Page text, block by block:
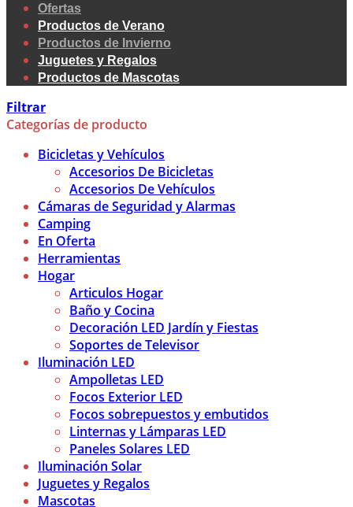
Ofertas
Productos de Verano
Productos de Invierno
Juguetes y Regalos
Productos de Mascotas
Filtrar
Categorías de producto
Bicicletas y Vehículos
Accesorios De Bicicletas
Accesorios De Vehículos
Cámaras de Seguridad y Alarmas
Camping
En Oferta
Herramientas
Hogar
Articulos Hogar
Baño y Cocina
Decoración LED Jardín y Fiestas
Soportes de Televisor
Iluminación LED
Ampolletas LED
Focos Exterior LED
Focos sobrepuestos y embutidos
Linternas y Lámparas LED
Paneles Solares LED
Iluminación Solar
Juguetes y Regalos
Mascotas